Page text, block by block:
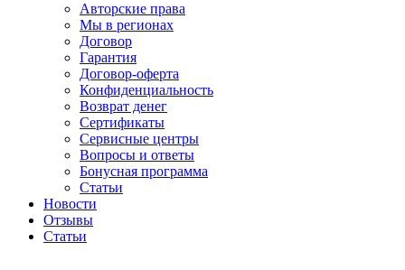
Авторские права
Мы в регионах
Договор
Гарантия
Договор-оферта
Конфиденциальность
Возврат денег
Сертификаты
Сервисные центры
Вопросы и ответы
Бонусная программа
Статьи
Новости
Отзывы
Статьи